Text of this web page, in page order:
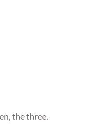
the three.